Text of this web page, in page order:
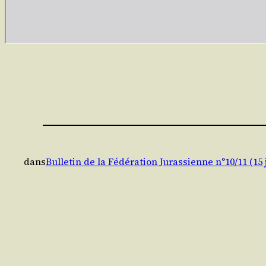
dansBulletin de la Fédération Jurassienne n°10/11 (15